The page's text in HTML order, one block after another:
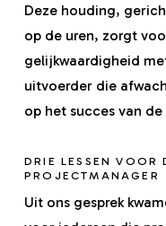
Deze houding,
op de uren, zorgt
gelijkwaardigheid
uitvoerder die
op het succes van
DRIE LESSEN VOOR
PROJECTMANAGER
Uit ons gesprek